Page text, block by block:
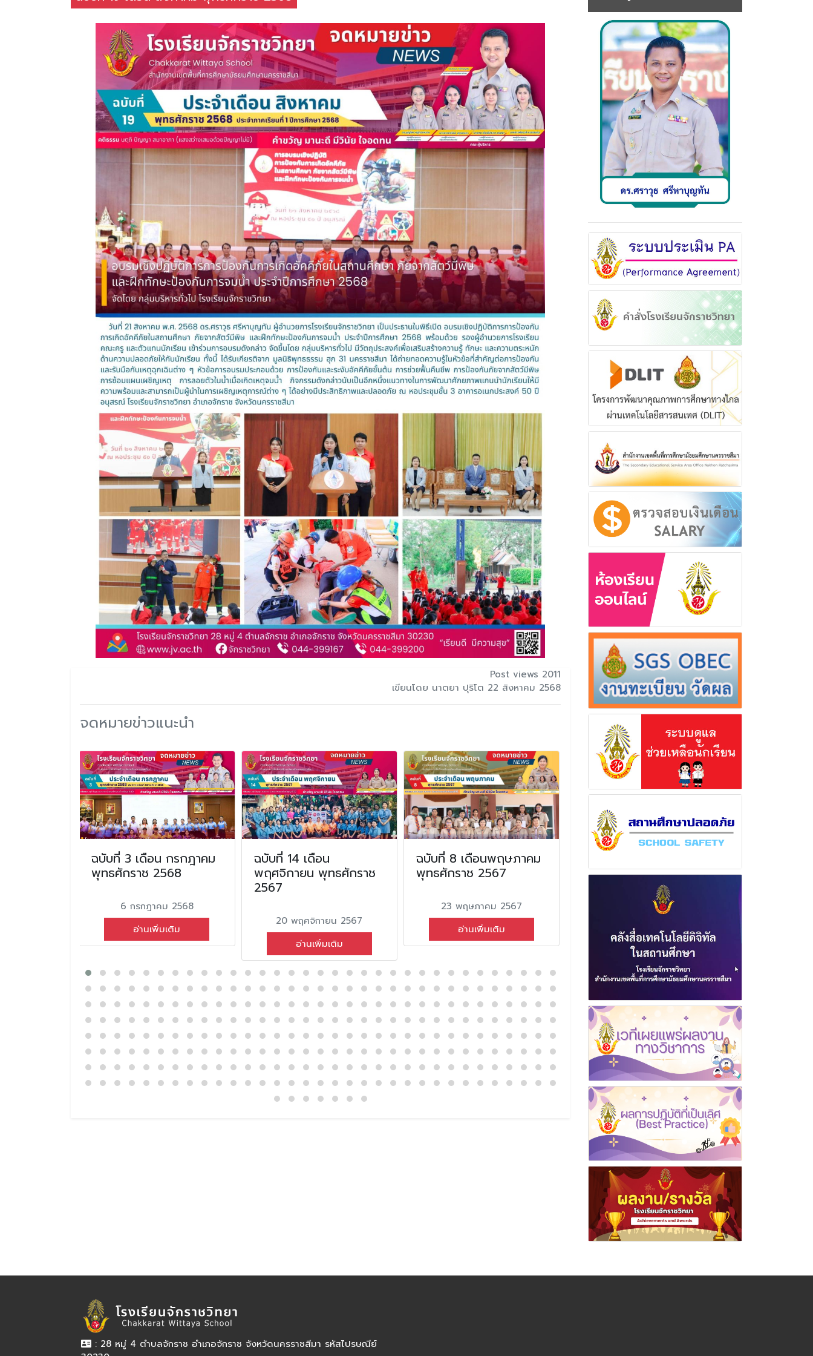
Post views 2011
เขียนโดย นาตยา ปุริโต 22 สิงหาคม 2568
จดหมายข่าวแนะนำ
ฉบับที่ 3 เดือน กรกฎาคม
พุทธศักราช 2568
6 กรกฎาคม 2568
อ่านเพิ่มเติม
ฉบับที่ 14 เดือน
พฤศจิกายน พุทธศักราช
2567
20 พฤศจิกายน 2567
อ่านเพิ่มเติม
ฉบับที่ 8 เดือนพฤษภาคม
พุทธศักราช 2567
23 พฤษภาคม 2567
อ่านเพิ่มเติม
พุทธศักราช 2566
5 กรกฎาคม 2566
อ่านเพิ่มเติม
พุทธศักราช
: 28 หมู่ 4 ตำบลจักราช อำเภอจักราช จังหวัดนครราชสีมา รหัสไปรษณีย์